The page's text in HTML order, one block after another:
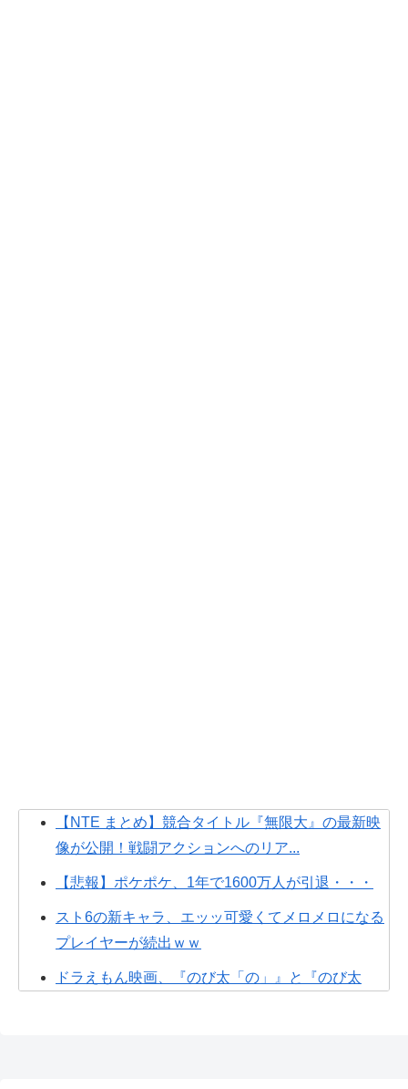
【NTE まとめ】競合タイトル『無限大』の最新映
像が公開！戦闘アクションへのリア...
【悲報】ポケポケ、1年で1600万人が引退・・・
スト6の新キャラ、エッッ可愛くてメロメロになる
プレイヤーが続出ｗｗ
ドラえもん映画、『のび太「の」』と『のび太